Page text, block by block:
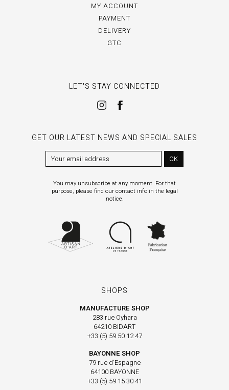
MY ACCOUNT
PAYMENT
DELIVERY
GTC
LET'S STAY CONNECTED
GET OUR LATEST NEWS AND SPECIAL SALES
OK
You may unsubscribe at any moment. For that
purpose, please find our contact info in the legal
notice.
SHOPS
MANUFACTURE SHOP
283 rue Oyhara
64210 BIDART
+33 (5) 59 50 12 47
BAYONNE SHOP
79 rue d’Espagne
64100 BAYONNE
+33 (5) 59 15 30 41